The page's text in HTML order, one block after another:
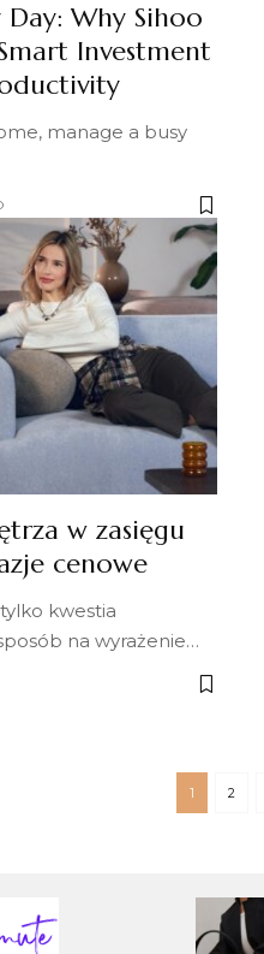
Why Sihoo
Investment
manage a busy
w zasięgu
cenowe
kwestia
na wyrażenie…
1 2